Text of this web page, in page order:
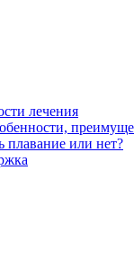
лечения
плавание или нет?